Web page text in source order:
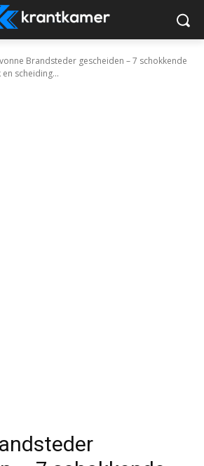
Brandsteder gescheiden – 7 schokkende
scheiding...